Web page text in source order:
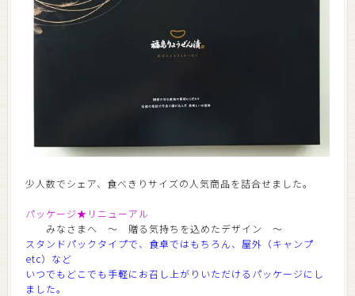
少人数でシェア、食べきりサイズの人気商品を詰合せました。
パッケージ★リニューアル
みなさまへ ～ 贈る気持ちを込めたデザイン ～
スタンドパックタイプで、食卓ではもちろん、屋外（キャンプ
etc）など
いつでもどこでも手軽にお召し上がりいただけるパッケージにし
ました。